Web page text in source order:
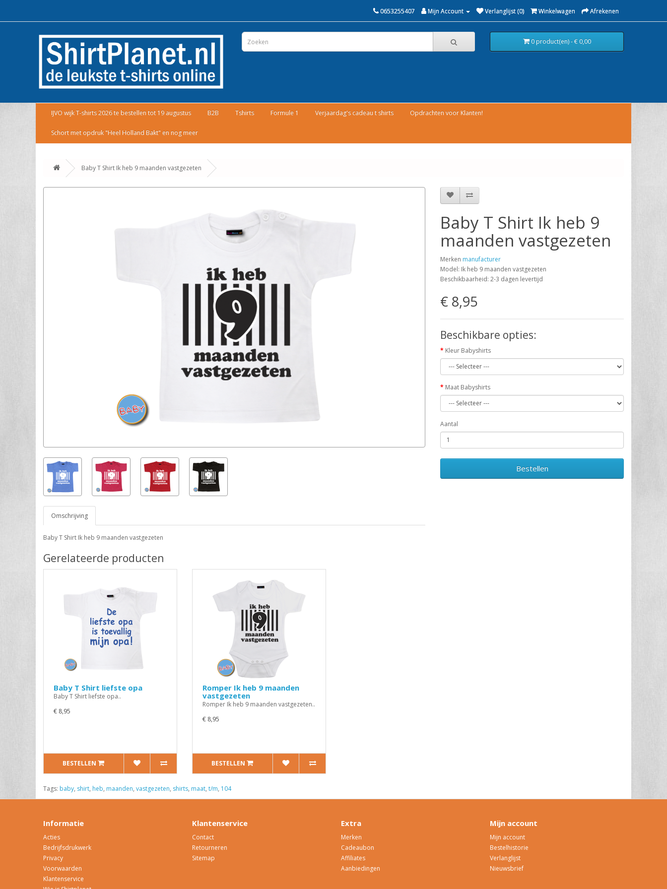
0653255407 Mijn Account Verlanglijst (0) Winkelwagen Afrekenen
0 product(en) - € 0,00
IJVO wijk T-shirts 2026 te bestellen tot 19 augustus B2B Tshirts Formule 1 Verjaardag's cadeau t shirts Opdrachten voor Klanten!
Schort met opdruk "Heel Holland Bakt" en nog meer
Baby T Shirt Ik heb 9 maanden vastgezeten
Omschrijving
Baby T Shirt Ik heb 9 maanden vastgezeten
Baby T Shirt Ik heb 9
maanden vastgezeten
Merken manufacturer
Model: Ik heb 9 maanden vastgezeten
Beschikbaarheid: 2-3 dagen levertijd
€ 8,95
Beschikbare opties:
Kleur Babyshirts
Maat Babyshirts
Aantal
Bestellen
Gerelateerde producten
Baby T Shirt liefste opa
Baby T Shirt liefste opa..
€ 8,95
BESTELLEN
Romper Ik heb 9 maanden
vastgezeten
Romper Ik heb 9 maanden vastgezeten..
€ 8,95
BESTELLEN
Tags: baby, shirt, heb, maanden, vastgezeten, shirts, maat, t/m, 104
Informatie
Acties
Bedrijfsdrukwerk
Privacy
Voorwaarden
Klantenservice
Klantenservice
Contact
Retourneren
Sitemap
Extra
Merken
Cadeaubon
Affiliates
Aanbiedingen
Mijn account
Mijn account
Bestelhistorie
Verlanglijst
Nieuwsbrief